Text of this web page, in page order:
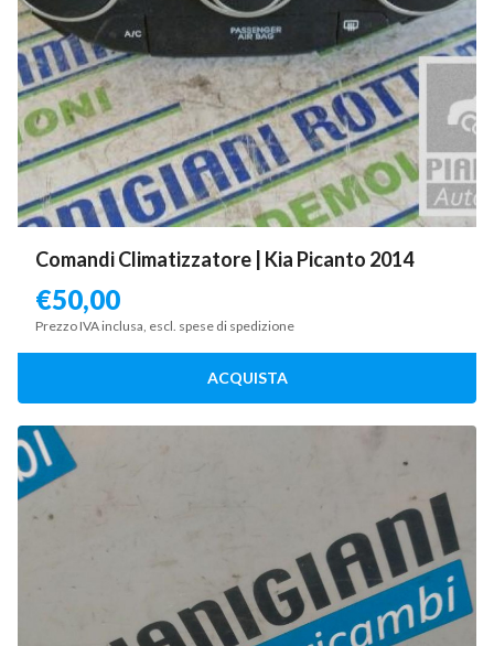
Comandi Climatizzatore | Kia Picanto 2014
€50,00
Prezzo IVA inclusa, escl. spese di spedizione
ACQUISTA